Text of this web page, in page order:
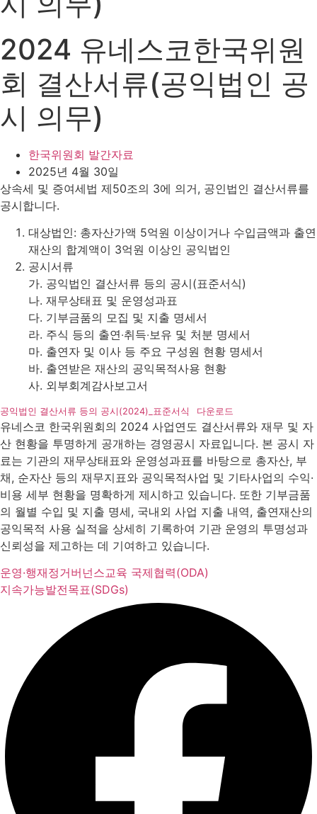
2024 유네스코한국위원
회 결산서류(공익법인 공
시 의무)
한국위원회 발간자료
2025년 4월 30일
상속세 및 증여세법 제50조의 3에 의거, 공인법인 결산서류를
공시합니다.
대상법인: 총자산가액 5억원 이상이거나 수입금액과 출연
재산의 합계액이 3억원 이상인 공익법인
공시서류
가. 공익법인 결산서류 등의 공시(표준서식)
나. 재무상태표 및 운영성과표
다. 기부금품의 모집 및 지출 명세서
라. 주식 등의 출연‧취득‧보유 및 처분 명세서
마. 출연자 및 이사 등 주요 구성원 현황 명세서
바. 출연받은 재산의 공익목적사용 현황
사. 외부회계감사보고서
공익법인 결산서류 등의 공시(2024)_표준서식 다운로드
유네스코 한국위원회의 2024 사업연도 결산서류와 재무 및 자
산 현황을 투명하게 공개하는 경영공시 자료입니다. 본 공시 자
료는 기관의 재무상태표와 운영성과표를 바탕으로 총자산, 부
채, 순자산 등의 재무지표와 공익목적사업 및 기타사업의 수익·
비용 세부 현황을 명확하게 제시하고 있습니다. 또한 기부금품
의 월별 수입 및 지출 명세, 국내외 사업 지출 내역, 출연재산의
공익목적 사용 실적을 상세히 기록하여 기관 운영의 투명성과
신뢰성을 제고하는 데 기여하고 있습니다.
운영·행재정거버넌스교육 국제협력(ODA)
지속가능발전목표(SDGs)